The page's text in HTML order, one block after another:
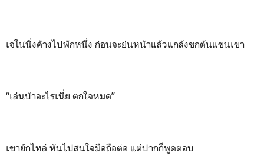
เจโน่นิ่งค้างไปพักหนึ่ง ก่อนจะย่นหน้าแล้วแกล้งชกต้นแขนเขา
“เล่นบ้าอะไรเนี่ย ตกใจหมด”
เขายักไหล่ หันไปสนใจมือถือต่อ แต่ปากก็พูดตอบ